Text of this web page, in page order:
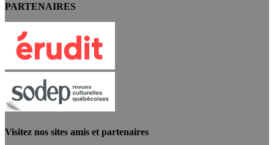
PARTENAIRES
Visitez nos sites amis et partenaires